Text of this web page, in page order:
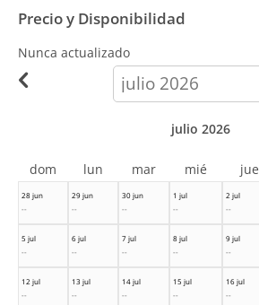
Precio y Disponibilidad
Nunca actualizado
calendar-
month
28 jun
--
29 jun
--
30 jun
--
1 jul
--
2 jul
--
5 jul
--
6 jul
--
7 jul
--
8 jul
--
9 jul
--
12 jul
--
13 jul
--
14 jul
--
15 jul
--
16 jul
--
julio 2026
dom lun mar mié jue